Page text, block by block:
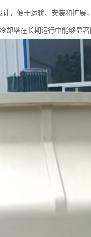
，便于运输、安装和扩展
却塔在长期运行中能够显